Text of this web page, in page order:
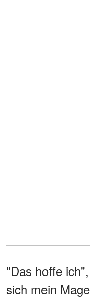
"Das hoffe
sich mein